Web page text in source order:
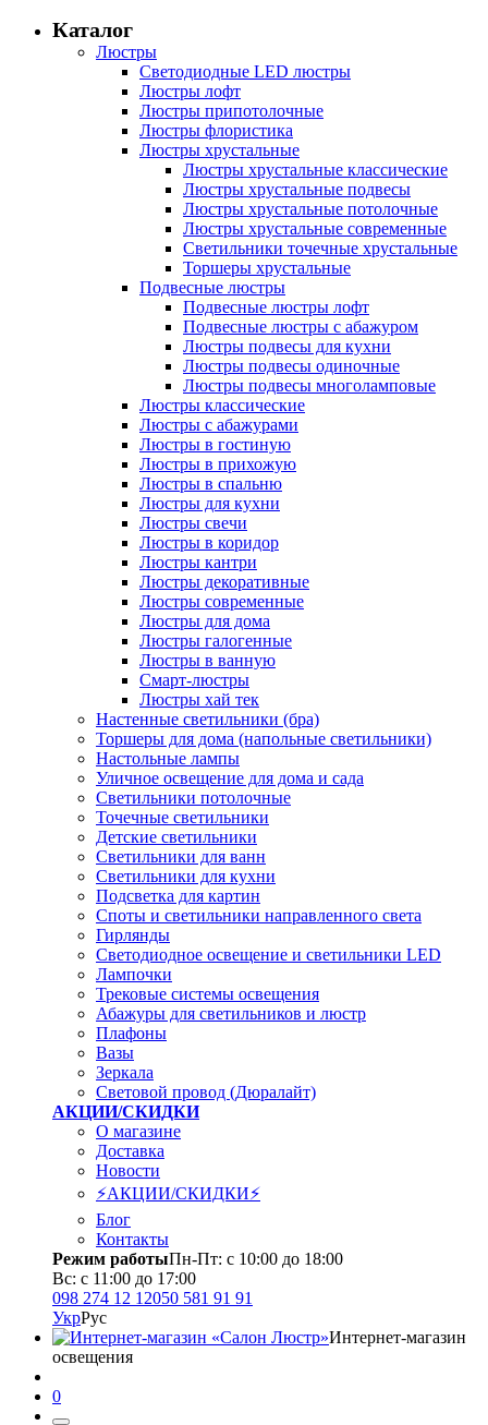
Каталог
Люстры
Светодиодные LED люстры
Люстры лофт
Люстры припотолочные
Люстры флористика
Люстры хрустальные
Люстры хрустальные классические
Люстры хрустальные подвесы
Люстры хрустальные потолочные
Люстры хрустальные современные
Светильники точечные хрустальные
Торшеры хрустальные
Подвесные люстры
Подвесные люстры лофт
Подвесные люстры с абажуром
Люстры подвесы для кухни
Люстры подвесы одиночные
Люстры подвесы многоламповые
Люстры классические
Люстры с абажурами
Люстры в гостиную
Люстры в прихожую
Люстры в спальню
Люстры для кухни
Люстры свечи
Люстры в коридор
Люстры кантри
Люстры декоративные
Люстры современные
Люстры для дома
Люстры галогенные
Люстры в ванную
Смарт-люстры
Люстры хай тек
Настенные светильники (бра)
Торшеры для дома (напольные светильники)
Настольные лампы
Уличное освещение для дома и сада
Светильники потолочные
Точечные светильники
Детские светильники
Светильники для ванн
Светильники для кухни
Подсветка для картин
Споты и светильники направленного света
Гирлянды
Светодиодное освещение и светильники LED
Лампочки
Трековые системы освещения
Абажуры для светильников и люстр
Плафоны
Вазы
Зеркала
Световой провод (Дюралайт)
АКЦИИ/СКИДКИ
О магазине
Доставка
Новости
⚡АКЦИИ/СКИДКИ⚡
Блог
Контакты
Режим работыПн-Пт: с 10:00 до 18:00
Вс: с 11:00 до 17:00
098 274 12 12050 581 91 91
УкрРус
Интернет-магазин
освещения
0